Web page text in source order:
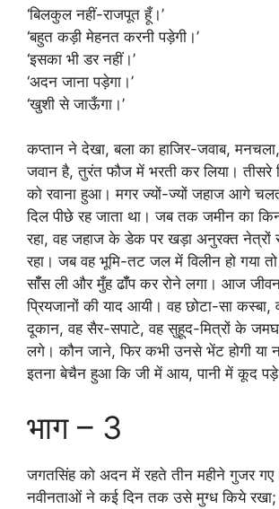
‘बिलकुल नहीं-राजपूत हूँ।’
‘बहुत कड़ी मेहनत करनी पड़ेगी।’
‘इसका भी डर नहीं।’
‘अदन जाना पड़ेगा।’
‘खुशी से जाऊँगा।’
कप्तान ने देखा, बला का हाजिर-जवाब,
जवान है, तुरंत फौज में भरती कर लिया। तीसरे
को रवाना हुआ। मगर ज्यों-ज्यों जहाज आगे
दिल पीछे रह जाता था। जब तक जमीन का
रहा, वह जहाज के डेक पर खड़ा अनुरक्त
रहा। जब वह भूमि-तट जल में विलीन हो गया
सॉँस ली और मुँह ढॉँप कर रोने लगा। आज
प्रियजानों की याद आयी। वह छोटा-सा कस्बा,
दूकान, वह सैर-सपाटे, वह सुहूद-मित्रों के
लगे। कौन जाने, फिर कभी उनसे भेंट होगी या
इतना बेचैन हुआ कि जी में आय, पानी में कूद
भाग – 3
जगतसिंह को अदन में रहते तीन महीने गुजर
नवीनताओं ने कई दिन तक उसे मुग्ध किये रखा;